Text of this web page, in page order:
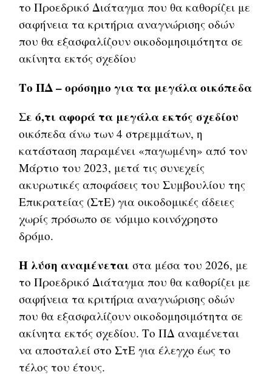
το Προεδρικό Διάταγμα που θα καθορίζει με
σαφήνεια τα κριτήρια αναγνώρισης οδών
που θα εξασφαλίζουν οικοδομησιμότητα σε
ακίνητα εκτός σχεδίου
Το ΠΔ – ορόσημο για τα μεγάλα οικόπεδα
Σε ό,τι αφορά τα μεγάλα εκτός σχεδίου
οικόπεδα άνω των 4 στρεμμάτων, η
κατάσταση παραμένει «παγωμένη» από τον
Μάρτιο του 2023, μετά τις συνεχείς
ακυρωτικές αποφάσεις του Συμβουλίου της
Επικρατείας (ΣτΕ) για οικοδομικές άδειες
χωρίς πρόσωπο σε νόμιμο κοινόχρηστο
δρόμο.
Η λύση αναμένεται στα μέσα του 2026, με
το Προεδρικό Διάταγμα που θα καθορίζει με
σαφήνεια τα κριτήρια αναγνώρισης οδών
που θα εξασφαλίζουν οικοδομησιμότητα σε
ακίνητα εκτός σχεδίου. Το ΠΔ αναμένεται
να αποσταλεί στο ΣτΕ για έλεγχο έως το
τέλος του έτους.